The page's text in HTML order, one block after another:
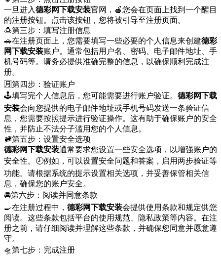
一旦进入德彩网下载安装官网，🍎您会在页面上找到一个醒目
的注册按钮。点击该按钮，您将被引导至注册页面。
🍮第三步：填写注册信息
🚗在注册页面上，您需要填写一些必要的个人信息来创建德彩
网下载安装账户。通常包括用户名、密码、电子邮件地址、手
机号码等。请务必提供准确完整的信息，以确保顺利完成注
册。
🈷第四步：验证账户
🕹填写完个人信息后，您可能需要进行账户验证。 德彩网下载
安装会向您提供的电子邮件地址或手机号码发送一条验证信
息，您需要按照提示进行验证操作。这有助于确保账户的安全
性，并防止不法分子滥用您的个人信息。
🚞第五步：设置安全选项
德彩网下载安装通常要求您设置一些安全选项，以增强账户的
安全性。🕗例如，可以设置安全问题和答案，启用两步验证等
功能。请根据系统的提示设置相关选项，并妥善保管相关信
息，确保您的账户安全。
🚘第六步：阅读并同意条款
🍳在注册过程中， 德彩网下载安装会提供使用条款和规定供您
阅读。这些条款包括平台的使用规范、隐私政策等内容。在注
册之前，请仔细阅读并理解这些条款，并确保您同意并愿意遵
守。
🛸第七步：完成注册